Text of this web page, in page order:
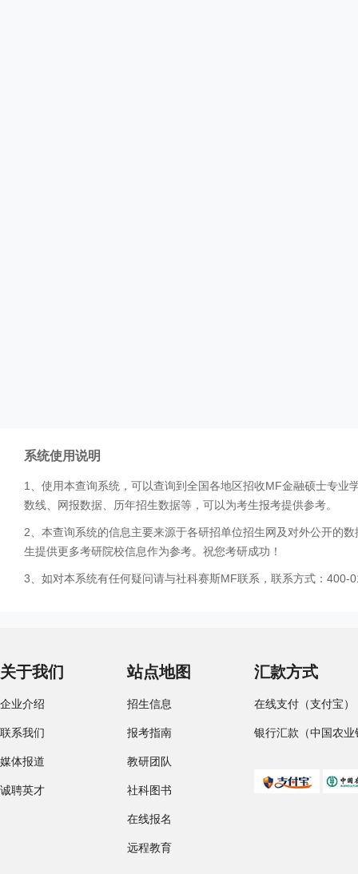
系统使用说明
1、使用本查询系统，可以查询到全国各地区招收MF金融硕士专
数线、网报数据、历年招生数据等，可以为考生报考提供参考。
2、本查询系统的信息主要来源于各研招单位招生网及对外公开的
生提供更多考研院校信息作为参考。祝您考研成功！
3、如对本系统有任何疑问请与社科赛斯MF联系，联系方式：400-
关于我们
企业介绍
联系我们
媒体报道
诚聘英才
站点地图
招生信息
报考指南
教研团队
社科图书
在线报名
远程教育
汇款方式
在线支付（支付宝）
银行汇款（中国农业